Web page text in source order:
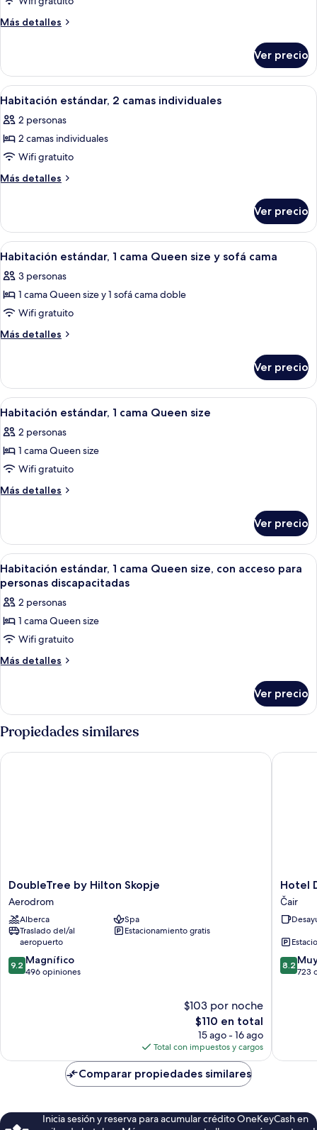
Habitación
Más detalles
Más
estándar
Ver precio
Abrir
todas
las
fotos
de
Habitación
camas
individuales
Habitación de hotel con dos camas,
4
Habitación estándar, 2 camas individuales
2 personas
2 camas individuales
Wifi gratuito
Más detalles
Más
estándar,
camas
Ver precio
Abrir
todas
las
fotos
de
Habitación
cama
Queen
size
y
sofá
cama
Una habitación de hotel con una
4
Habitación estándar, 1 cama Queen size y sofá cama
3 personas
1 cama Queen size y 1 sofá cama doble
Wifi gratuito
Más detalles
Más
estándar,
cama
size
y
cama
Ver precio
Abrir
todas
las
fotos
de
Habitación
cama
Queen
size
Una habitación de hotel con cama,
4
Habitación estándar, 1 cama Queen size
2 personas
1 cama Queen size
Wifi gratuito
Más detalles
Más
estándar,
cama
Queen
size
Ver precio
Abrir
todas
las
fotos
de
Habitación
estándar,
Queen
size,
con
acceso
Una habitación de hotel con un
3
Habitación estándar, 1 cama Queen size, con acceso para
personas discapacitadas
2 personas
1 cama Queen size
Wifi gratuito
Más detalles
Más
estándar,
1
cama
Queen
size,
Ver precio
Propiedades similares
DoubleTree
by
Hilton
Skopje
Aerodrom
DoubleTree by Hilton Skopje
Aerodrom
Alberca
Spa
Traslado del/al
aeropuerto
Estacionamiento gratis
9.2
de
9.2 Magnífico
496 opiniones
$103 por noche
El
precio
actual
es
de
$110
$110 en total
15 ago - 16 ago
Total con impuestos y cargos
DoubleTree by Hilton Skopje
Hotel
De
KOKA
Čair
Hotel
Čair
8.2
de
8.2
723
Hotel
Comparar propiedades similares
Inicia sesión y reserva para acumular crédito OneKeyCash en